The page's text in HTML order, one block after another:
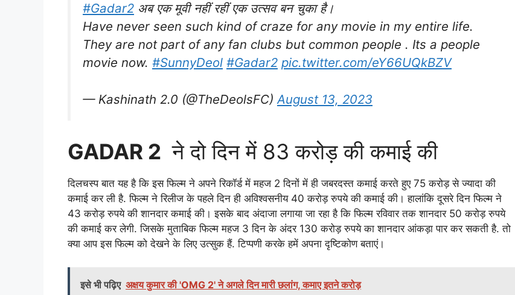
#Gadar2 अब एक मूवी नहीं रहीं एक उत्सव बन चुका है।
Have never seen such kind of craze for any movie in my entire life.
They are not part of any fan clubs but common people . Its a people
movie now. #SunnyDeol #Gadar2 pic.twitter.com/eY66UQkBZV
— Kashinath 2.0 (@TheDeolsFC) August 13, 2023
GADAR 2 ने दो दिन में 83 करोड़ की कमाई की
दिलचस्प बात यह है कि इस फिल्म ने अपने रिकॉर्ड में महज 2 दिनों में ही जबरदस्त कमाई करते हुए 75 करोड़ से ज्यादा की
कमाई कर ली है. फिल्म ने रिलीज के पहले दिन ही अविश्वसनीय 40 करोड़ रुपये की कमाई की। हालांकि दूसरे दिन फिल्म ने
43 करोड़ रुपये की शानदार कमाई की। इसके बाद अंदाजा लगाया जा रहा है कि फिल्म रविवार तक शानदार 50 करोड़ रुपये
की कमाई कर लेगी. जिसके मुताबिक फिल्म महज 3 दिन के अंदर 130 करोड़ रुपये का शानदार आंकड़ा पार कर सकती है. तो
क्या आप इस फिल्म को देखने के लिए उत्सुक हैं. टिप्पणी करके हमें अपना दृष्टिकोण बताएं।
इसे भी पढ़िए अक्षय कुमार की 'OMG 2' ने अगले दिन मारी छलांग, कमाए इतने करोड़